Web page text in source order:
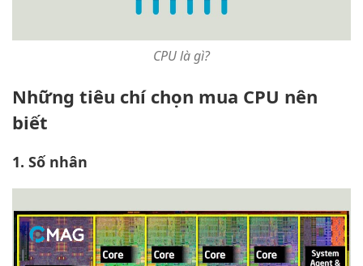
CPU là gì?
Những tiêu chí chọn mua CPU nên
biết
1. Số nhân